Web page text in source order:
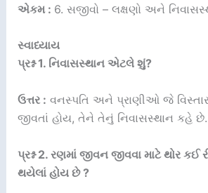
એકમ : 6. સજીવો – લક્ષણો અને
સ્વાધ્યાય
પ્રશ્ન 1. નિવાસસ્થાન એટલે શું?
ઉત્તર : વનસ્પતિ અને પ્રાણીઓ જે
જીવતાં હોય, તેને તેનું નિવાસસ્થાન કહે છે.
પ્રશ્ન 2. રણમાં જીવન જીવવા માટે થોર
થયેલાં હોય છે ?